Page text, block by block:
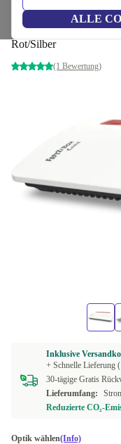
ALLE
AVM
Rot/Silber
(1 Bewertung)
Inklusive
+ Schnelle Lieferung
30-tägige Gratis
Lieferumfang:
Reduzierte CO₂-
Optik wählen(Info)